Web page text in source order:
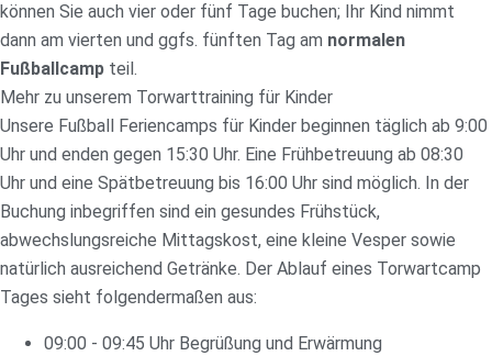
können Sie auch vier oder fünf Tage buchen; Ihr Kind nimmt
dann am vierten und ggfs. fünften Tag am normalen
Fußballcamp teil.
Mehr zu unserem Torwarttraining für Kinder
Unsere Fußball Feriencamps für Kinder beginnen täglich ab 9:00
Uhr und enden gegen 15:30 Uhr. Eine Frühbetreuung ab 08:30
Uhr und eine Spätbetreuung bis 16:00 Uhr sind möglich. In der
Buchung inbegriffen sind ein gesundes Frühstück,
abwechslungsreiche Mittagskost, eine kleine Vesper sowie
natürlich ausreichend Getränke. Der Ablauf eines Torwartcamp
Tages sieht folgendermaßen aus:
09:00 - 09:45 Uhr Begrüßung und Erwärmung